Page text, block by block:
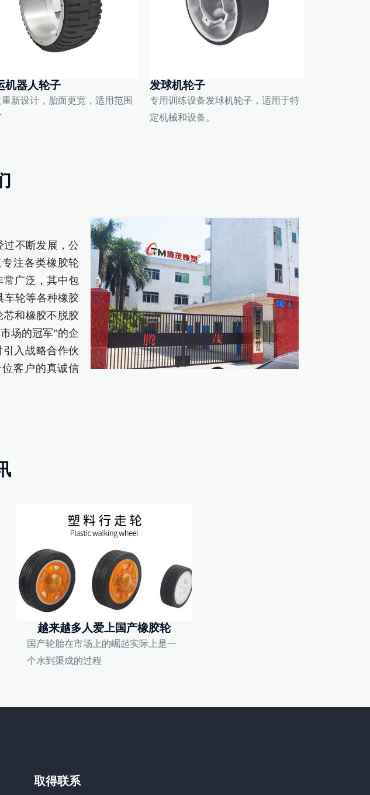
机器人轮子
新设计，胎面更宽，适用范围
发球机轮子
专用训练设备发球机轮子，适用于特
定机械和设备。
不断发展，公
注各类橡胶轮
广泛，其中包
车轮等各种橡胶
和橡胶不脱胶
场的冠军”的企
入战略合作伙
客户的真诚信
越来越多人爱上国产橡胶轮
国产轮胎在市场上的崛起实际上是一
个水到渠成的过程
取得联系